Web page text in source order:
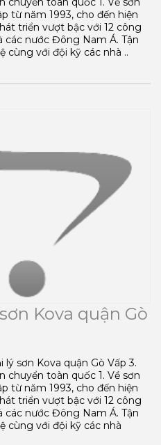
từ năm 1993, cho đến hiện
triển vượt bậc với 12 công
các nước Đông Nam Á. Tận
cùng với đội kỹ các nhà ..
Kova quận Gò
lý sơn Kova quận Gò Vấp 3.
chuyển toàn quốc 1. Về sơn
từ năm 1993, cho đến hiện
triển vượt bậc với 12 công
các nước Đông Nam Á. Tận
cùng với đội kỹ các nhà